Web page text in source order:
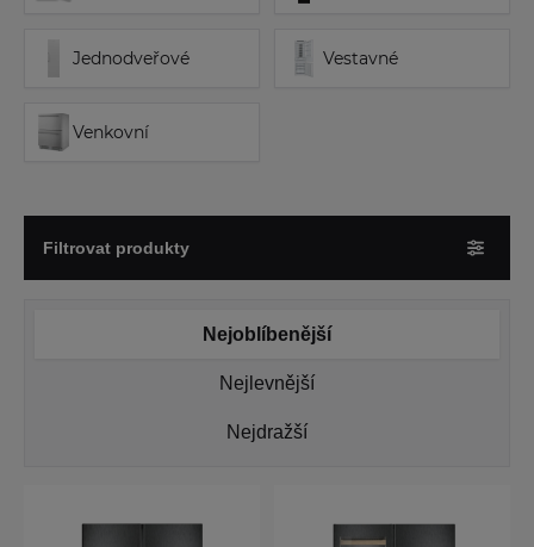
Jednodveřové Vestavné
Venkovní
Filtrovat produkty
Nejoblíbenější
Nejlevnější
Nejdražší